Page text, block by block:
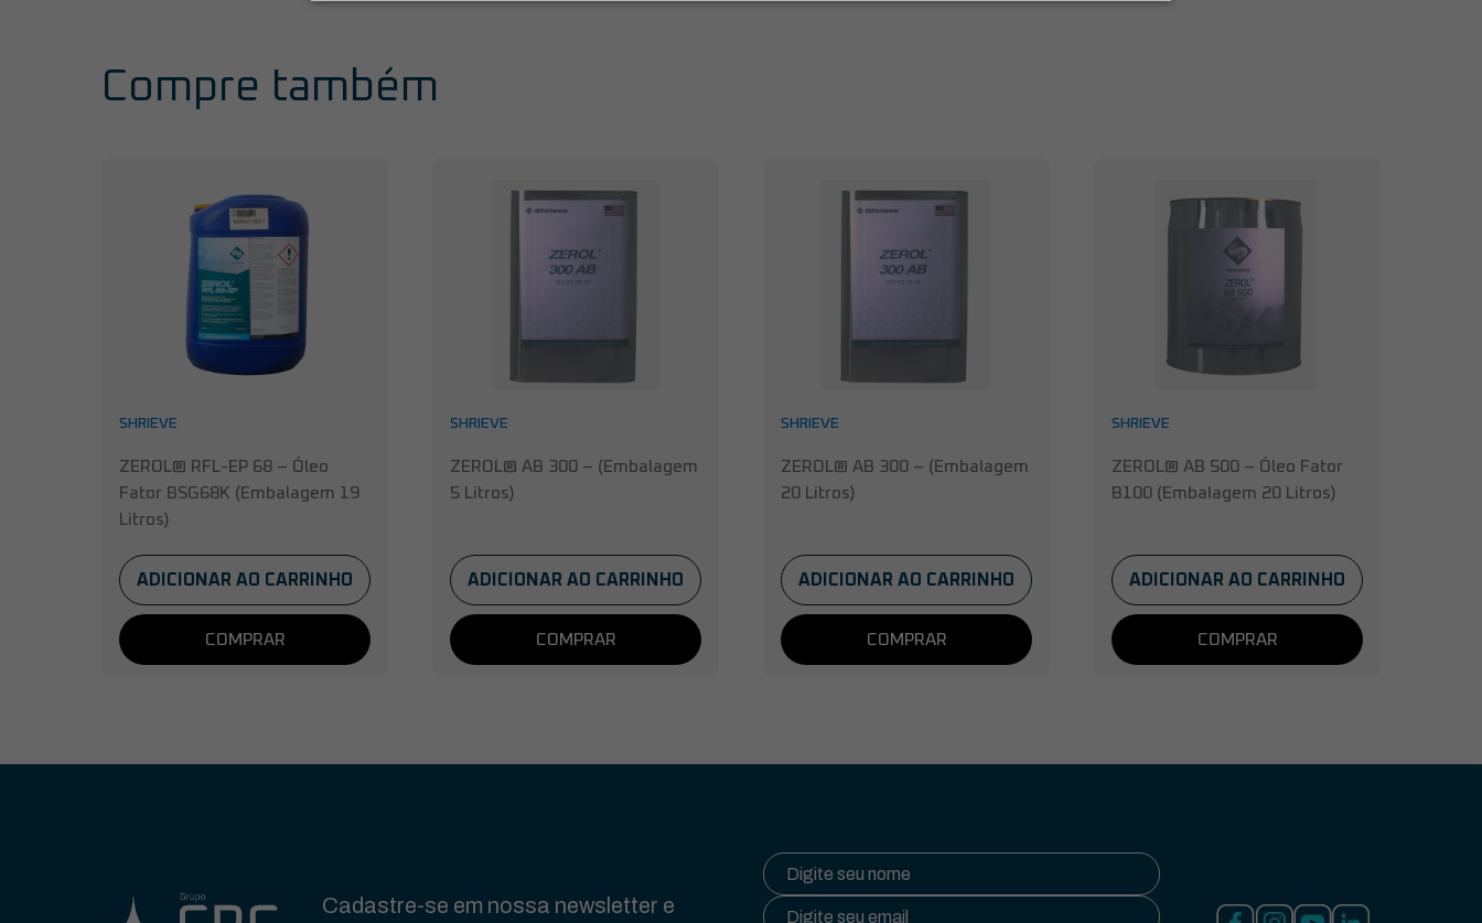
Compre também
SHRIEVE
ZEROL® RFL-EP 68 – Óleo
Fator BSG68K (Embalagem 19
Litros)
ADICIONAR AO CARRINHO
COMPRAR
SHRIEVE
ZEROL® AB 300 – (Embalagem
5 Litros)
ADICIONAR AO CARRINHO
COMPRAR
SHRIEVE
ZEROL® AB 300 – (Embalagem
20 Litros)
ADICIONAR AO CARRINHO
COMPRAR
SHRIEVE
ZEROL® AB 500 – Óleo Fator
B100 (Embalagem 20 Litros)
ADICIONAR AO CARRINHO
COMPRAR
Cadastre-se em nossa newsletter e